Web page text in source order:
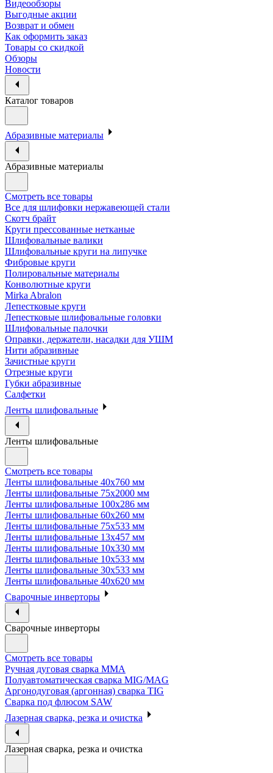
Видеообзоры
Выгодные акции
Возврат и обмен
Как оформить заказ
Товары со скидкой
Обзоры
Новости
Каталог товаров
Абразивные материалы
Абразивные материалы
Смотреть все товары
Все для шлифовки нержавеющей стали
Скотч брайт
Круги прессованные нетканые
Шлифовальные валики
Шлифовальные круги на липучке
Фибровые круги
Полировальные материалы
Конволютные круги
Mirka Abralon
Лепестковые круги
Лепестковые шлифовальные головки
Шлифовальные палочки
Оправки, держатели, насадки для УШМ
Нити абразивные
Зачистные круги
Отрезные круги
Губки абразивные
Салфетки
Ленты шлифовальные
Ленты шлифовальные
Смотреть все товары
Ленты шлифовальные 40х760 мм
Ленты шлифовальные 75х2000 мм
Ленты шлифовальные 100х286 мм
Ленты шлифовальные 60х260 мм
Ленты шлифовальные 75х533 мм
Ленты шлифовальные 13х457 мм
Ленты шлифовальные 10х330 мм
Ленты шлифовальные 10х533 мм
Ленты шлифовальные 30х533 мм
Ленты шлифовальные 40х620 мм
Сварочные инверторы
Сварочные инверторы
Смотреть все товары
Ручная дуговая сварка MMA
Полуавтоматическая сварка MIG/MAG
Аргонодуговая (аргонная) сварка TIG
Сварка под флюсом SAW
Лазерная сварка, резка и очистка
Лазерная сварка, резка и очистка